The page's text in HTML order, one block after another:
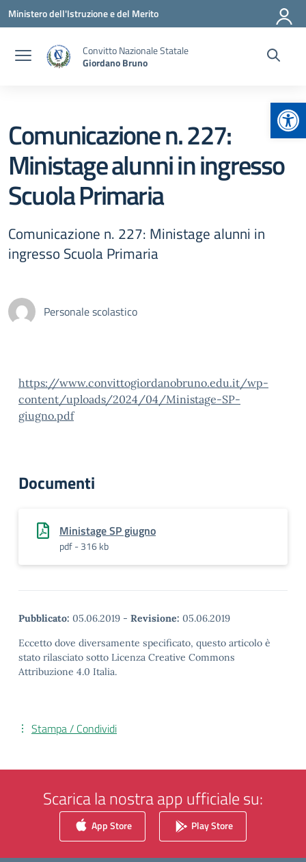
Vai ai contenuti
Vai al menu di navigazione
Vai al footer
Ministero dell'Istruzione e del Merito
Convitto Nazionale Statale
Giordano Bruno
Comunicazione n. 227:
Ministage alunni in ingresso
Scuola Primaria
Comunicazione n. 227: Ministage alunni in
ingresso Scuola Primaria
Personale scolastico
https://www.convittogiordanobruno.edu.it/wp-
content/uploads/2024/04/Ministage-SP-
giugno.pdf
Documenti
Ministage SP giugno
pdf - 316 kb
Pubblicato: 05.06.2019 - Revisione: 05.06.2019
Eccetto dove diversamente specificato, questo articolo è
stato rilasciato sotto Licenza Creative Commons
Attribuzione 4.0 Italia.
Stampa / Condividi
Scarica la nostra app ufficiale su:
App Store Play Store